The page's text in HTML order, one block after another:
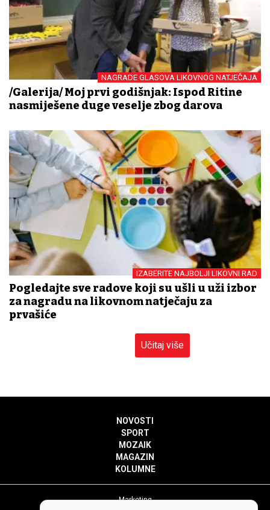
NAGRADE GLASOVA LIKOVNOG NATJEČAJA
/Galerija/ Moj prvi godišnjak: Ispod Ritine
nasmiješene duge veselje zbog darova
IZABERITE NAJBOLJI LIKOVNI RAD
Pogledajte sve radove koji su ušli u uži izbor
za nagradu na likovnom natječaju za
prvašiće
Učitaj više
NOVOSTI
SPORT
MOZAIK
MAGAZIN
KOLUMNE
Marketing